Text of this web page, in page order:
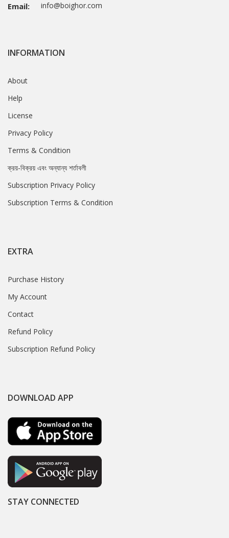
Email: info@boighor.com
INFORMATION
About
Help
License
Privacy Policy
Terms & Condition
ক্রয়-বিক্রয় এবং অন্যান্য শর্তাবলী
Subscription Privacy Policy
Subscription Terms & Condition
EXTRA
Purchase History
My Account
Contact
Refund Policy
Subscription Refund Policy
DOWNLOAD APP
STAY CONNECTED